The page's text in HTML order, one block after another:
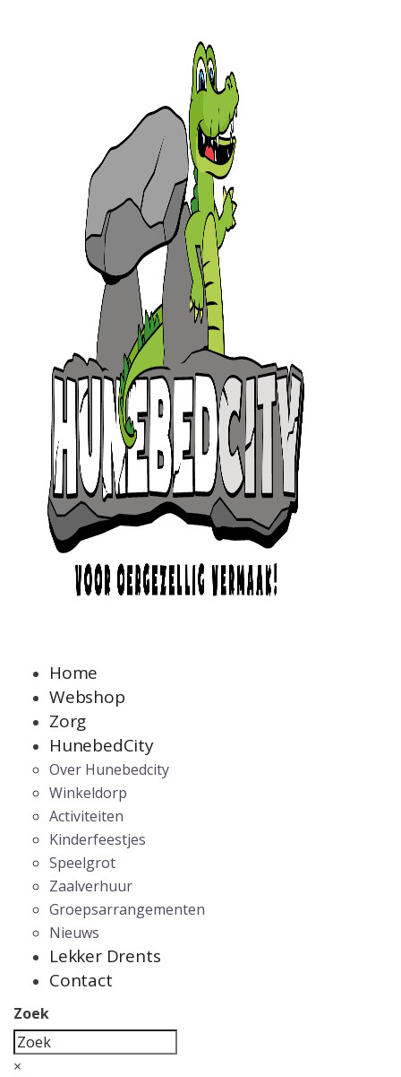
Home
Webshop
Zorg
HunebedCity
Over Hunebedcity
Winkeldorp
Activiteiten
Kinderfeestjes
Speelgrot
Zaalverhuur
Groepsarrangementen
Nieuws
Lekker Drents
Contact
Zoek
×